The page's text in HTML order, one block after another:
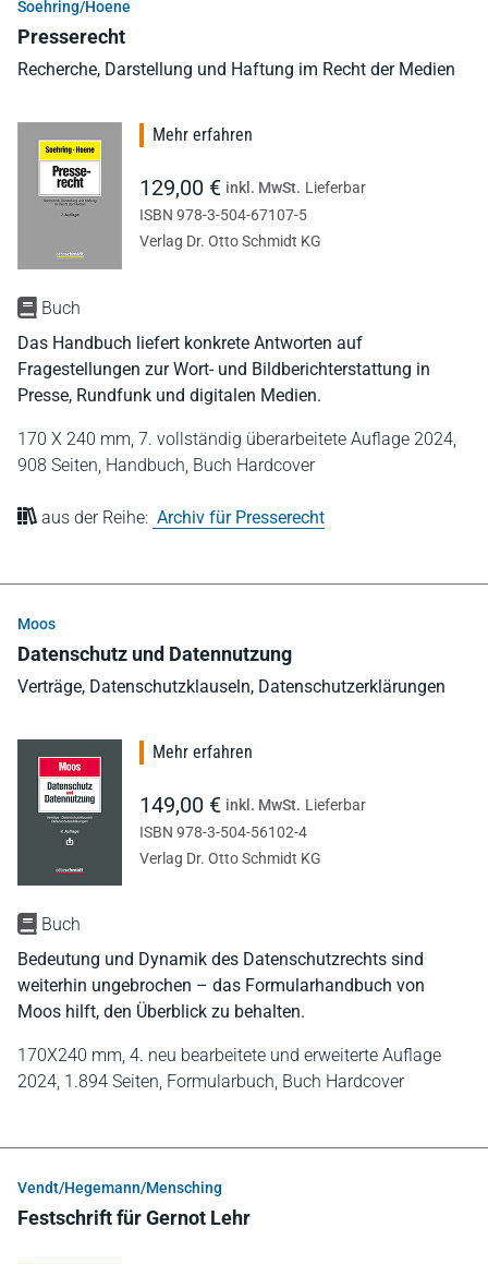
Soehring/Hoene
Presserecht
Recherche, Darstellung und Haftung im Recht der Medien
Buch
Das Handbuch liefert konkrete Antworten auf
Fragestellungen zur Wort- und Bildberichterstattung in
Presse, Rundfunk und digitalen Medien.
170 X 240 mm, 7. vollständig überarbeitete Auflage 2024,
908 Seiten, Handbuch, Buch Hardcover
aus der Reihe: Archiv für Presserecht
Mehr erfahren
129,00 € inkl. MwSt. Lieferbar
ISBN 978-3-504-67107-5
Verlag Dr. Otto Schmidt KG
Moos
Datenschutz und Datennutzung
Verträge, Datenschutzklauseln, Datenschutzerklärungen
Buch
Bedeutung und Dynamik des Datenschutzrechts sind
weiterhin ungebrochen – das Formularhandbuch von
Moos hilft, den Überblick zu behalten.
170X240 mm, 4. neu bearbeitete und erweiterte Auflage
2024, 1.894 Seiten, Formularbuch, Buch Hardcover
Mehr erfahren
149,00 € inkl. MwSt. Lieferbar
ISBN 978-3-504-56102-4
Verlag Dr. Otto Schmidt KG
Vendt/Hegemann/Mensching
Festschrift für Gernot Lehr